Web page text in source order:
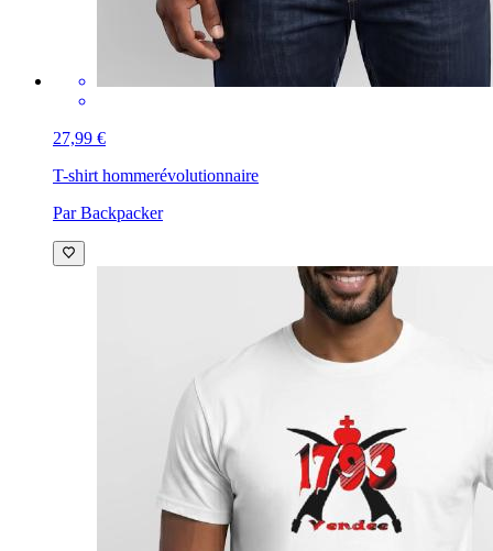
27,99 €
T-shirt hommerévolutionnaire
Par Backpacker